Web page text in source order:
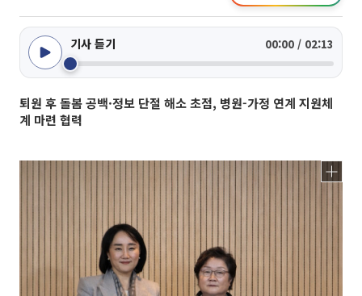
기사 듣기 00:00 / 02:13
퇴원 후 돌봄 공백·정보 단절 해소 초점, 병원-가정 연계 지원체
계 마련 협력